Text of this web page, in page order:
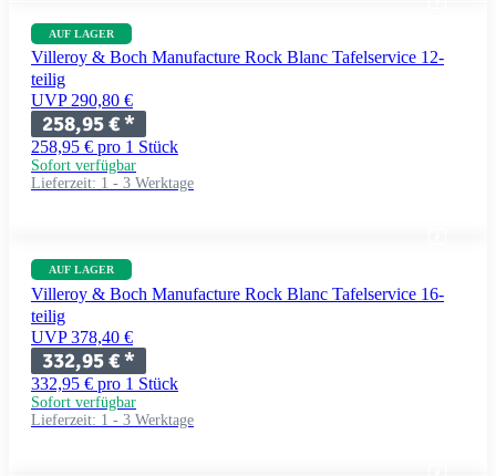
AUF LAGER
Villeroy & Boch Manufacture Rock Blanc Tafelservice 12-
teilig
UVP 290,80 €
258,95 €*
258,95 € pro 1 Stück
Sofort verfügbar
Lieferzeit: 1 - 3 Werktage
AUF LAGER
Villeroy & Boch Manufacture Rock Blanc Tafelservice 16-
teilig
UVP 378,40 €
332,95 €*
332,95 € pro 1 Stück
Sofort verfügbar
Lieferzeit: 1 - 3 Werktage